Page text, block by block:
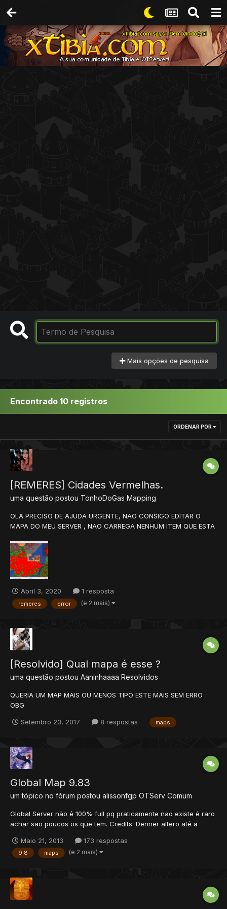
Mais opções de pesquisa
Encontrado 10 registros
ORDENAR POR
[REMERES] Cidades Vermelhas.
uma questão postou TonhoDoGas Mapping
OLA PRECISO DE AJUDA URGENTE, NAO CONSIGO EDITAR O
MAPA DO MEU SERVER , NAO CARREGA NENHUM ITEM QUE ESTA
Abril 3, 2020 1 resposta
remeres error (e 2 mais)
[Resolvido] Qual mapa é esse ?
uma questão postou Aaninhaaaa Resolvidos
QUERIA UM MAP MAIS OU MENOS TIPO ESTE MAIS SEM ERRO
OBG
Setembro 23, 2017 8 respostas maps
Global Map 9.83
um tópico no fórum postou alissonfgp OTServ Comum
Global Server não é 100% full pq praticamente nao existe é raro
achar sao poucos os que tem. Credits: Denner altero até a
-- 8.6+ O distro esta junto e as Sources eu nao vou poder
postar por enquanto. =/ Pedido nao copiem...
Maio 21, 2013 173 respostas
9.8 maps (e 2 mais)